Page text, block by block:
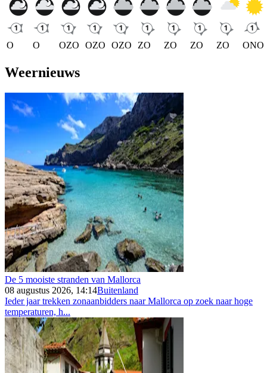
O O OZO OZO OZO ZO ZO ZO ZO ONO
Weernieuws
De 5 mooiste stranden van Mallorca
08 augustus 2026, 14:14Buitenland
Ieder jaar trekken zonaanbidders naar Mallorca op zoek naar hoge
temperaturen, h...